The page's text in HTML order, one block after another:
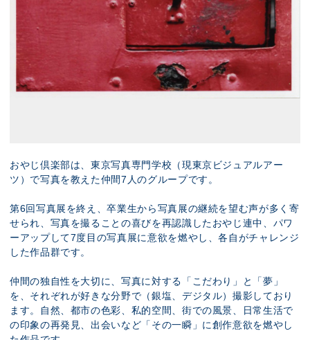
おやじ倶楽部は、東京写真専門学校（現東京ビジュアルアー
ツ）で写真を教えた仲間7人のグループです。
第6回写真展を終え、卒業生から写真展の継続を望む声が多く寄
せられ、写真を撮ることの喜びを再認識したおやじ連中、パワ
ーアップして7度目の写真展に意欲を燃やし、各自がチャレンジ
した作品群です。
仲間の独自性を大切に、写真に対する「こだわり」と「夢」
を、それぞれが好きな分野で（銀塩、デジタル）撮影しており
ます。自然、都市の色彩、私的空間、街での風景、日常生活で
の印象の再発見、出会いなど「その一瞬」に創作意欲を燃やし